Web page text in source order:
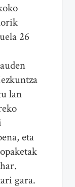
26
lan
eta
gara.